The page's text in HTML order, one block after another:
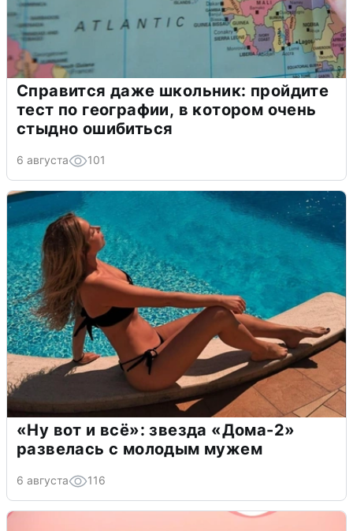
Справится даже школьник: пройдите
тест по географии, в котором очень
стыдно ошибиться
6 августа 101
«Ну вот и всё»: звезда «Дома-2»
развелась с молодым мужем
6 августа 116